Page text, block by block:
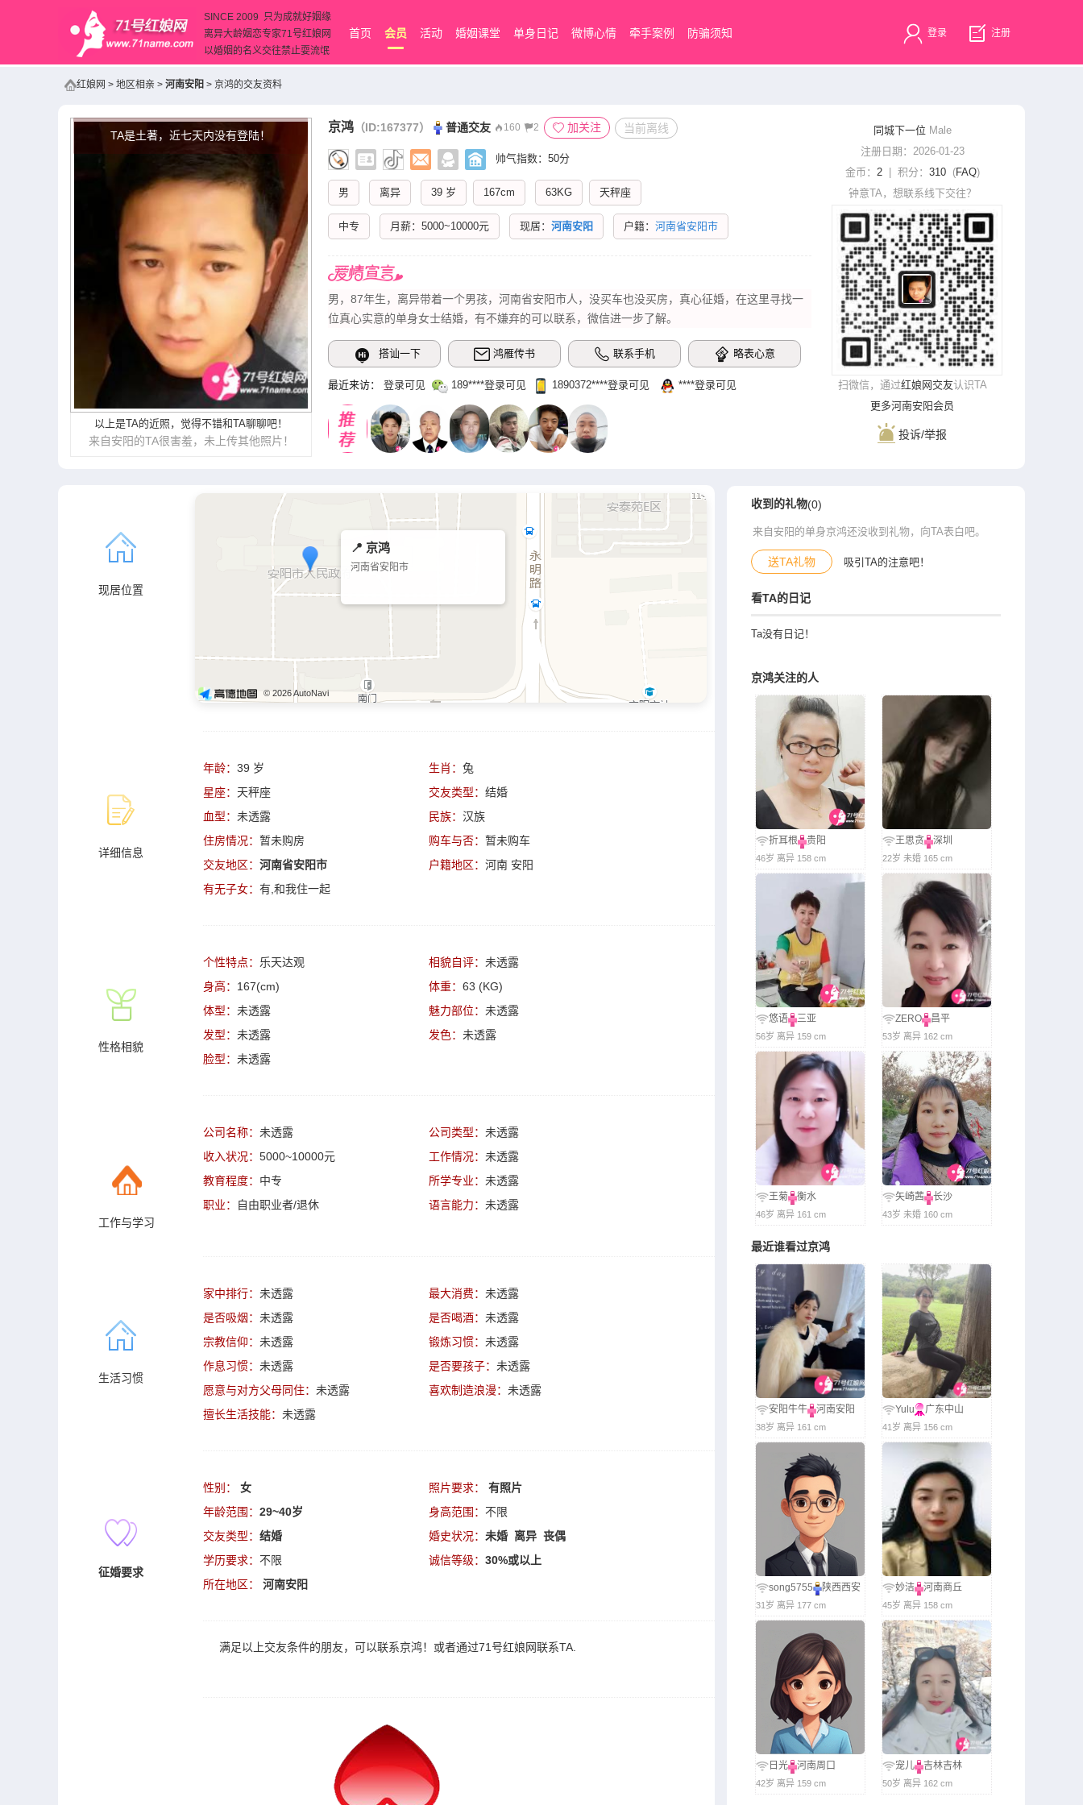
SINCE 2009 只为成就好姻缘
离异大龄姻恋专家71号红娘网
以婚姻的名义交往禁止耍流氓
首页 会员 活动 婚姻课堂 单身日记 微博心情 牵手案例 防骗须知 登录 注册
红娘网 > 地区相亲 > 河南安阳 > 京鸿的交友资料
TA是土著，近七天内没有登陆！
以上是TA的近照，觉得不错和TA聊聊吧！
来自安阳的TA很害羞，未上传其他照片！
京鸿 （ID:167377） 普通交友 160 2 加关注 当前离线
帅气指数：50分
男 离异 39 岁 167cm 63KG 天秤座
中专 月薪：5000~10000元 现居： 河南安阳 户籍： 河南省安阳市
男，87年生，离异带着一个男孩，河南省安阳市人，没买车也没买房，真心征婚，在这里寻​‌‌找一
位真心实意的单身女士结婚，有不嫌弃的可以联系，微信进一步了解。
搭讪一下 鸿雁传书 联系手机 略表心意
最近来访： 登录可见 189‌****登录可见 1890372‌****‌登录可见 ‌****‌登录可见
同城下一位 Male
注册日期：2026-01-23
金币： 2| 积分： 310(FAQ)
钟意TA，想联系线下交往？
扫微信，通过红娘网交友认识TA
更多河南安阳会员
投诉/举报
现居位置
📍 京鸿
河南省安阳市
© 2026 AutoNavi
详细信息
年龄： 39 岁 生肖： 兔
星座： 天秤座 交友类型： 结婚
血型： 未透露 民族： 汉族
住房情况： 暂未购房 购车与否： 暂未购车
交友地区： 河南省安阳市 户籍地区： 河南 安阳
有无子女： 有,和我住一起
性格相貌
个性特点： 乐天达观 相貌自评： 未透露
身高： 167(cm) 体重： 63 (KG)
体型： 未透露 魅力部位： 未透露
发型： 未透露 发色： 未透露
脸型： 未透露
工作与学习
公司名称： 未透露 公司类型： 未透露
收入状况： 5000~10000元 工作情况： 未透露
教育程度： 中专 所学专业： 未透露
职业：
自由职业者/退休 语言能力： 未透露
生活习惯
家中排行： 未透露 最大消费： 未透露
是否吸烟： 未透露 是否喝酒： 未透露
宗教信仰： 未透露 锻炼习惯： 未透露
作息习惯： 未透露 是否要孩子： 未透露
愿意与对方父母同住： 未透露 喜欢制造浪漫： 未透露
擅长生活技能： 未透露
征婚要求
性别： 女 照片要求：
有照片
年龄范围： 29~40岁 身高范围： 不限
交友类型： 结婚 婚史状况： 未婚 离异 丧偶
学历要求： 不限 诚信等级： 30%或以上
所在地区：
河南安阳
满足以上交友条件的朋友，可以联系京鸿！或者通过71号红娘网联系TA
收到的礼物(0)
来自安阳的单身京鸿还没收到礼物，向TA表白吧。
送TA礼物 吸引TA的注意吧！
看TA的日记
Ta没有日记！
京鸿关注的人
折耳根 贵阳
46岁 离异 158 cm
王思贪 深圳
22岁 未婚 165 cm
悠语 三亚
56岁 离异 159 cm
ZERO 昌平
53岁 离异 162 cm
王菊 衡水
46岁 离异 161 cm
矢崎茜 长沙
43岁 未婚 160 cm
最近谁看过京鸿
安阳牛牛 河南安阳
38岁 离异 161 cm
Yulu 广东中山
41岁 离异 156 cm
song5755 陕西西安
31岁 离异 177 cm
妙洁 河南商丘
45岁 离异 158 cm
日光 河南周口
42岁 离异 159 cm
宠儿 吉林吉林
50岁 离异 162 cm